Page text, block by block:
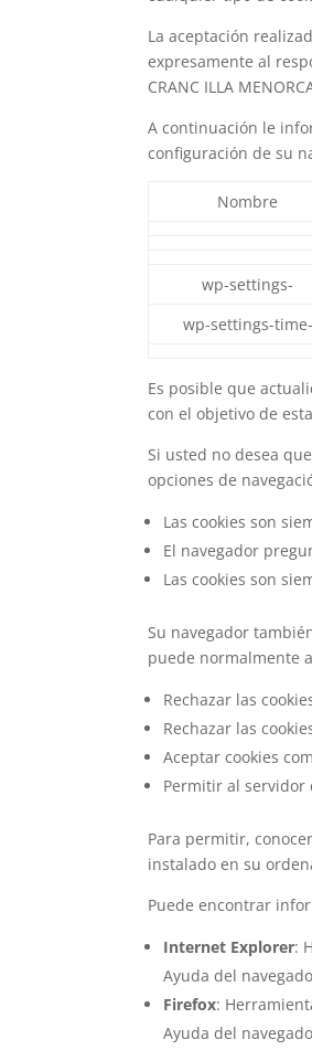
La aceptación
expresamente al
CRANC ILLA
A continuación le
configuración de su
Nombre
wp-settings-
wp-settings-time-
Es posible que
con el objetivo de
Si usted no desea
opciones de
Las cookies son
El navegador
Las cookies son
Su navegador
puede normalmente
Rechazar las
Rechazar las
Aceptar cookies
Permitir al servidor
Para permitir,
instalado en su
Puede encontrar
Internet Explorer:
Ayuda del
Firefox:
Ayuda del